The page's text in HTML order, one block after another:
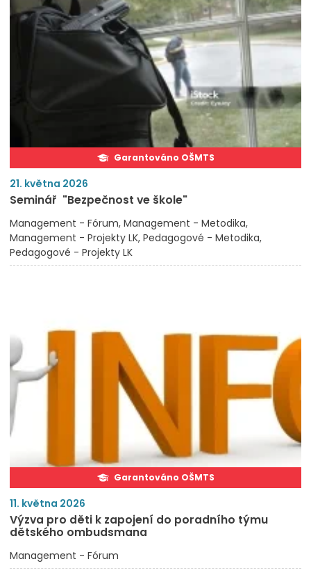
Garantováno OŠMTS
21. května 2026
Seminář "Bezpečnost ve škole"
Management - Fórum Management - Metodika
Management - Projekty LK Pedagogové - Metodika
Pedagogové - Projekty LK
Garantováno OŠMTS
11. května 2026
Výzva pro děti k zapojení do poradního týmu
dětského ombudsmana
Management - Fórum